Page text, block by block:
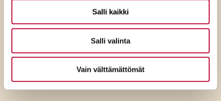
Salli kaikki
Salli valinta
Vain välttämättömät